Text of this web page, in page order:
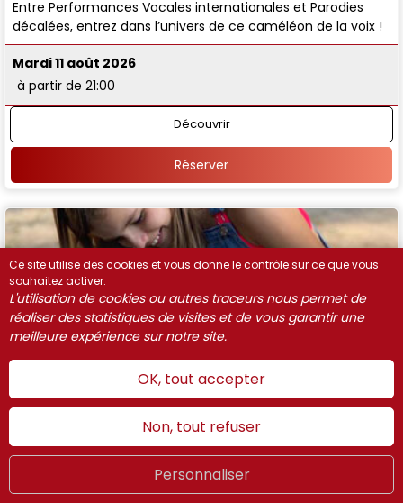
LIVE
Entre Performances Vocales internationales et Parodies
décalées, entrez dans l’univers de ce caméléon de la voix !
Mardi 11 août 2026
à partir de 21:00
Découvrir
Réserver
Le Mercredi des enfants : A la
Ce site utilise des cookies et vous donne le contrôle sur ce que vous
souhaitez activer.
L'utilisation de cookies ou autres traceurs nous permet de
réaliser des statistiques de visites et de vous garantir une
meilleure expérience sur notre site.
OK, tout accepter
Non, tout refuser
Personnaliser